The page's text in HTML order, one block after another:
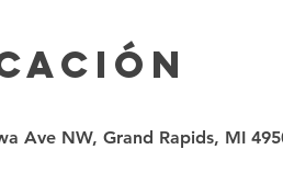
Ave NW, Grand Rapids, MI